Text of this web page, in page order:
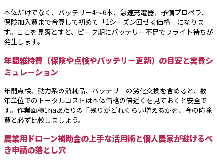
本体だけでなく、バッテリー4〜6本、急速充電器、予備プロペラ、
保険加入費まで合算して初めて「1シーズン回せる価格」になりま
す。ここを見落とすと、ピーク期にバッテリー不足でフライト待ちが
発生します。
年間維持費（保険や点検やバッテリー更新）の目安と実費シ
ミュレーション
年間点検、動力系の消耗品、バッテリーの劣化交換を含めると、数
年単位でのトータルコストは本体価格の倍近くを見ておくと安全で
す。作業面積1haあたりの手残りがどれくらい増えるかを、今の防除
費と必ず比較しましょう。
農業用ドローン補助金の上手な活用術と個人農家が避けるべ
き申請の落とし穴